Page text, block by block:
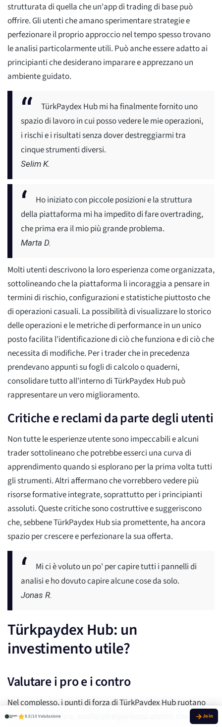
strutturata di quella che un'app di trading di base può
offrire. Gli utenti che amano sperimentare strategie e
perfezionare il proprio approccio nel tempo spesso trovano
le analisi particolarmente utili. Può anche essere adatto ai
principianti che desiderano imparare e apprezzano un
ambiente guidato.
TürkPaydex Hub mi ha finalmente fornito uno
spazio di lavoro in cui posso vedere le mie operazioni,
i rischi e i risultati senza dover destreggiarmi tra
cinque strumenti diversi.
Selim K.
Ho iniziato con piccole posizioni e la struttura
della piattaforma mi ha impedito di fare overtrading,
che prima era il mio più grande problema.
Marta D.
Molti utenti descrivono la loro esperienza come organizzata,
sottolineando che la piattaforma li incoraggia a pensare in
termini di rischio, configurazioni e statistiche piuttosto che
di operazioni casuali. La possibilità di visualizzare lo storico
delle operazioni e le metriche di performance in un unico
posto facilita l'identificazione di ciò che funziona e di ciò che
necessita di modifiche. Per i trader che in precedenza
prendevano appunti su fogli di calcolo o quaderni,
consolidare tutto all'interno di TürkPaydex Hub può
rappresentare un vero miglioramento.
Critiche e reclami da parte degli utenti
Non tutte le esperienze utente sono impeccabili e alcuni
trader sottolineano che potrebbe esserci una curva di
apprendimento quando si esplorano per la prima volta tutti
gli strumenti. Altri affermano che vorrebbero vedere più
risorse formative integrate, soprattutto per i principianti
assoluti. Queste critiche sono costruttive e suggeriscono
che, sebbene TürkPaydex Hub sia promettente, ha ancora
spazio per crescere e perfezionare la sua offerta.
Mi ci è voluto un po' per capire tutti i pannelli di
analisi e ho dovuto capire alcune cose da solo.
Jonas R.
Türkpaydex Hub: un
investimento utile?
Valutare i pro e i contro
Nel complesso, i punti di forza di TürkPaydex Hub ruotano
attorno a struttura, analisi ed esperienza utente, che
8.5/10 Valutazione